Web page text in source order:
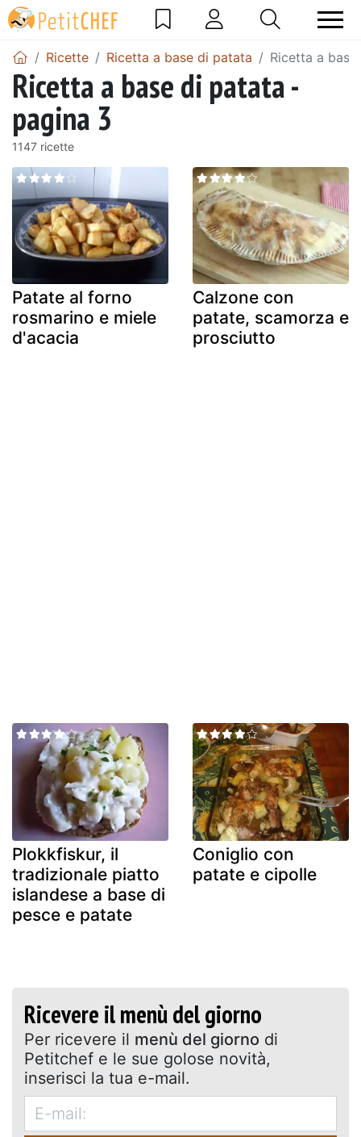
Ricette Ricetta a base di patata Ricetta a
Ricetta a base di patata -
pagina 3
1147 ricette
Patate al forno
rosmarino e miele
d'acacia
Calzone con
patate, scamorza e
prosciutto
Plokkfiskur, il
tradizionale piatto
islandese a base di
pesce e patate
Coniglio con
patate e cipolle
Ricevere il menù del giorno
Per ricevere il menù del giorno di
Petitchef e le sue golose novità,
inserisci la tua e-mail.